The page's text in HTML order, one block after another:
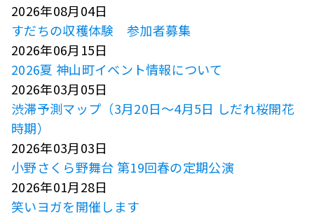
2026年08月04日
すだちの収穫体験 参加者募集
2026年06月15日
2026夏 神山町イベント情報について
2026年03月05日
渋滞予測マップ（3月20日～4月5日 しだれ桜開花
時期）
2026年03月03日
小野さくら野舞台 第19回春の定期公演
2026年01月28日
笑いヨガを開催します